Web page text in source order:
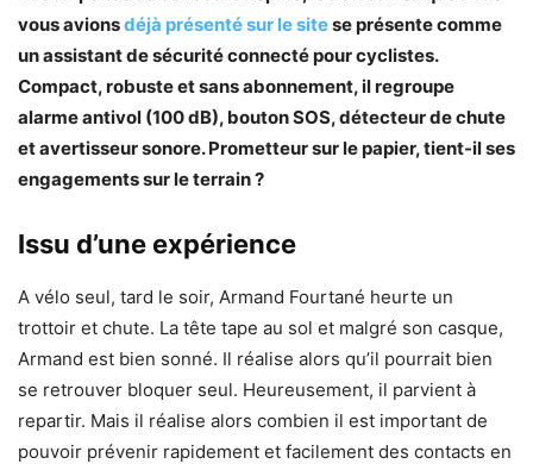
vous avionsdéjà présenté sur le sitese présente comme
un assistant de sécurité connecté pour cyclistes.
Compact, robuste et sans abonnement, il regroupe
alarme antivol (100 dB), bouton SOS, détecteur de chute
et avertisseur sonore. Prometteur sur le papier, tient-il ses
engagements sur le terrain ?
Issu d’une expérience
A vélo seul, tard le soir, Armand Fourtané heurte un
trottoir et chute. La tête tape au sol et malgré son casque,
Armand est bien sonné. Il réalise alors qu’il pourrait bien
se retrouver bloquer seul. Heureusement, il parvient à
repartir. Mais il réalise alors combien il est important de
pouvoir prévenir rapidement et facilement des contacts en